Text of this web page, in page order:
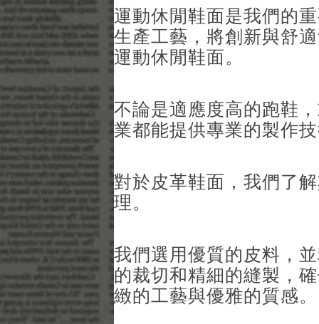
運動休閒鞋面是我們的
生產工藝，將創新與舒
運動休閒鞋面。
不論是適應度高的跑鞋
業都能提供專業的製作
對於皮革鞋面，我們了
理。
我們選用優質的皮料，
的裁切和精細的縫製，
緻的工藝與優雅的質感。